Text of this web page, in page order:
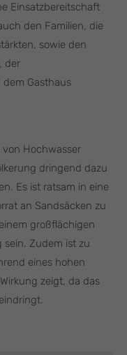
Einsatzbereitschaft
den Familien, die
sowie den
der
Gasthaus
von Hochwasser
dringend dazu
Es ist ratsam in eine
an Sandsäcken zu
großflächigen
sein. Zudem ist zu
eines hohen
zeigt, da das